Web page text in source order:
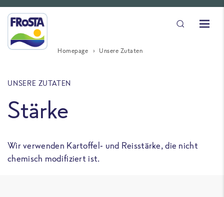
Homepage Unsere Zutaten
UNSERE ZUTATEN
Stärke
Wir verwenden Kartoffel- und Reisstärke, die nicht
chemisch modifiziert ist.